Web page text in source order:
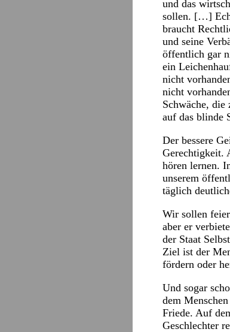
und das
sollen. […]
braucht
und seine
öffentlich gar
ein
nicht
nicht
Schwäche, die
auf das blinde
Der bessere
Gerechtigkeit.
hören lernen.
unserem
täglich
Wir sollen
aber er
der Staat
Ziel ist der
fördern oder
Und sogar
dem
Friede. Auf
Geschlechter